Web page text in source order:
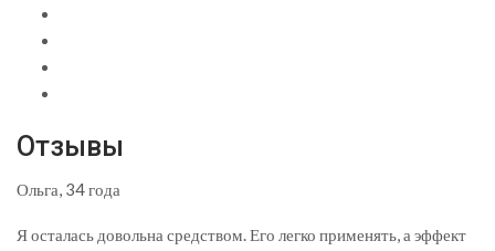
Отзывы
Ольга, 34 года
Я осталась довольна средством. Его легко применять, а эффект